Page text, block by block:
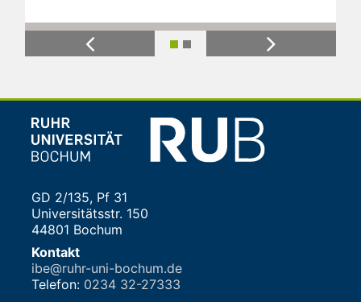
Previous Next
GD 2/135, Pf 31
Universitätsstr. 150
44801 Bochum
Kontakt
ibe@ruhr-uni-bochum.de
Telefon: 0234 32-27333